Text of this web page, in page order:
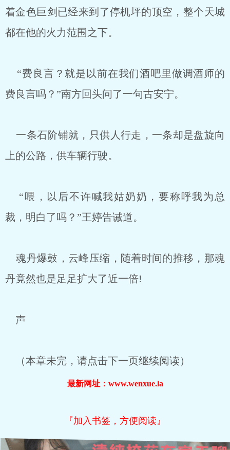
着金色巨剑已经来到了停机坪的顶空，整个天城
都在他的火力范围之下。
“费良言？就是以前在我们酒吧里做调酒师的
费良言吗？”南方回头问了一句古安宁。
一条石阶铺就，只供人行走，一条却是盘旋向
上的公路，供车辆行驶。
“喂，以后不许喊我姑奶奶，要称呼我为总
裁，明白了吗？”王婷告诫道。
魂丹爆鼓，云峰压缩，随着时间的推移，那魂
丹竟然也是足足扩大了近一倍!
声
（本章未完，请点击下一页继续阅读）
最新网址：www.wenxue.la
『加入书签，方便阅读』